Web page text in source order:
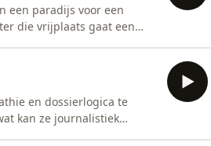
een paradijs voor een
die vrijplaats gaat een
en dossierlogica te
kan ze journalistiek